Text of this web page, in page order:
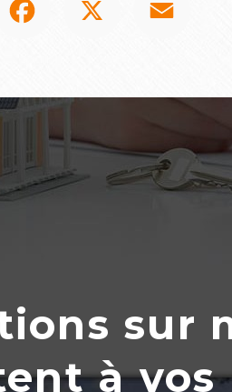
sur
àvos